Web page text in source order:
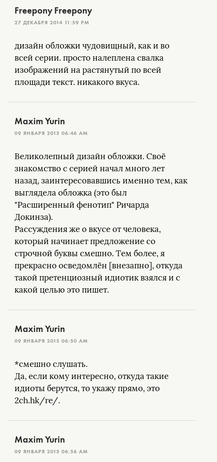
дизайн обложки чудовищный, как и во
всей серии. просто налеплена свалка
изображений на растянутый по всей
площади текст. никакого вкуса.
Freepony Freepony
27 ДЕКАБРЯ 2014 11:59 PM
Великолепный дизайн обложки. Своё
знакомство с серией начал много лет
назад, заинтересовавшись именно тем, как
выглядела обложка (это был
"Расширенный фенотип" Ричарда
Докинза).
Рассуждения же о вкусе от человека,
который начинает предложение со
строчной буквы смешно. Тем более, я
прекрасно осведомлён [внезапно], откуда
такой претенциозный идиотик взялся и с
какой целью это пишет.
Maxim Yurin
09 ЯНВАРЯ 2015 06:46 AM
*смешно слушать.
Да, если кому интересно, откуда такие
идиоты берутся, то укажу прямо, это
2ch.hk/re/.
Maxim Yurin
09 ЯНВАРЯ 2015 06:50 AM
Maxim Yurin
09 ЯНВАРЯ 2015 06:56 AM